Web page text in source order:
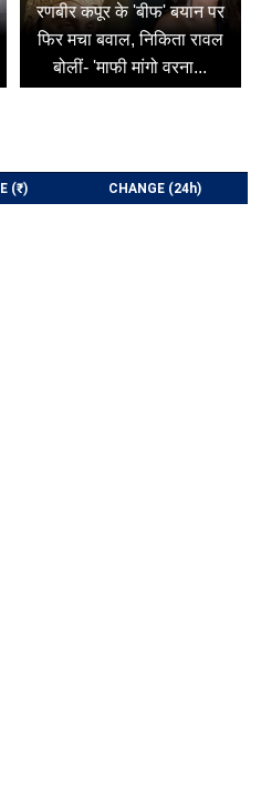
रणबीर कपूर के 'बीफ' बयान पर
फिर मचा बवाल, निकिता रावल
बोलीं- 'माफी मांगो वरना...